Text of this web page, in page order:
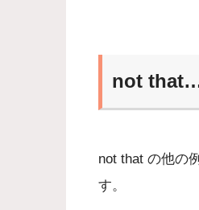
not
not that の他の
す。